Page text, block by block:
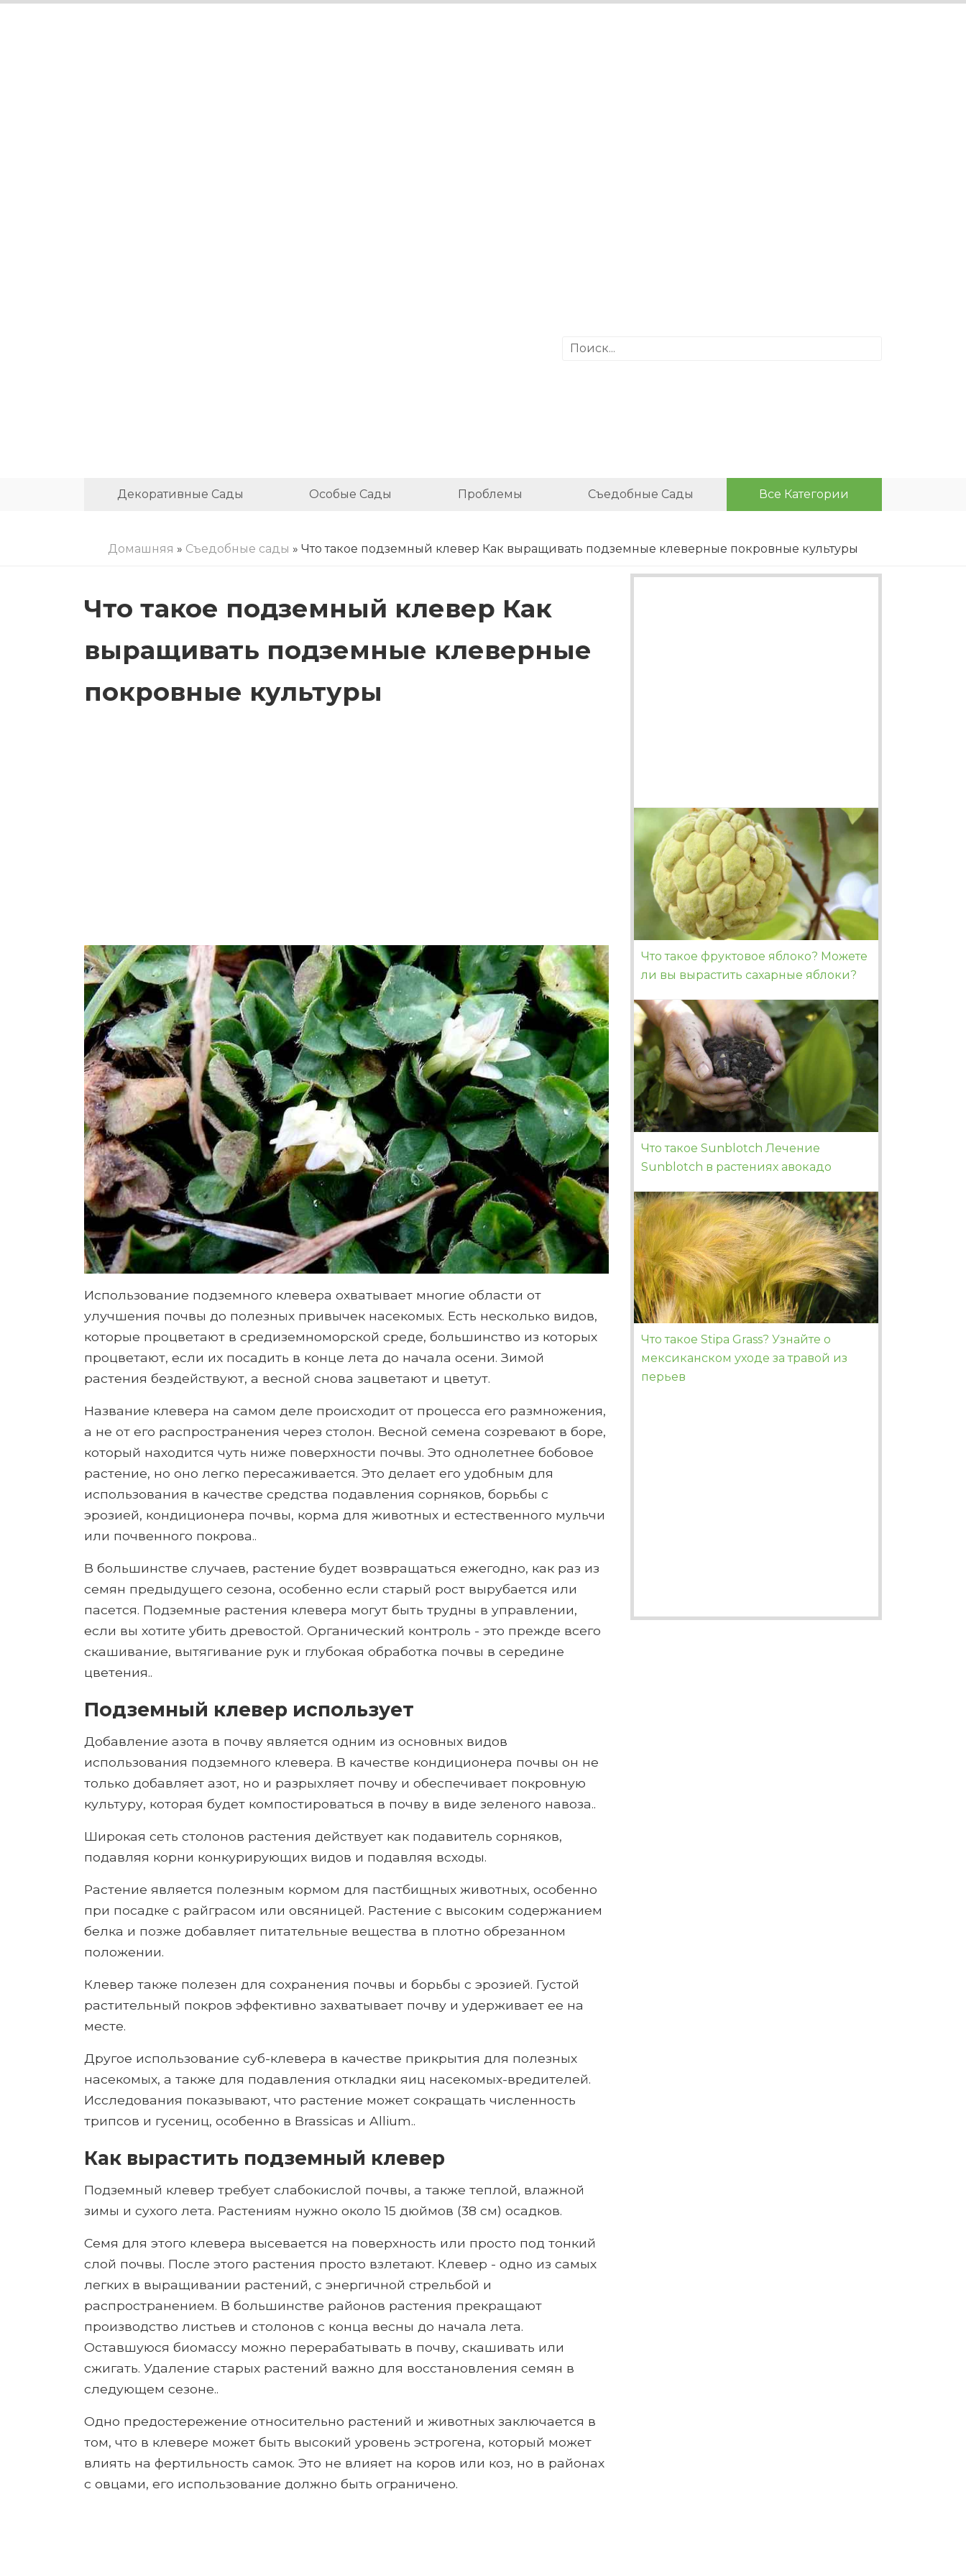
Декоративные Сады Особые Сады Проблемы Съедобные Сады Все Категории
Домашняя » Съедобные сады » Что такое подземный клевер Как выращивать подземные клеверные покровные культуры
Что такое подземный клевер Как
выращивать подземные клеверные
покровные культуры
Использование подземного клевера охватывает многие области от
улучшения почвы до полезных привычек насекомых. Есть несколько видов,
которые процветают в средиземноморской среде, большинство из которых
процветают, если их посадить в конце лета до начала осени. Зимой
растения бездействуют, а весной снова зацветают и цветут.
Название клевера на самом деле происходит от процесса его размножения,
а не от его распространения через столон. Весной семена созревают в боре,
который находится чуть ниже поверхности почвы. Это однолетнее бобовое
растение, но оно легко пересаживается. Это делает его удобным для
использования в качестве средства подавления сорняков, борьбы с
эрозией, кондиционера почвы, корма для животных и естественного мульчи
или почвенного покрова..
В большинстве случаев, растение будет возвращаться ежегодно, как раз из
семян предыдущего сезона, особенно если старый рост вырубается или
пасется. Подземные растения клевера могут быть трудны в управлении,
если вы хотите убить древостой. Органический контроль - это прежде всего
скашивание, вытягивание рук и глубокая обработка почвы в середине
цветения..
Подземный клевер использует
Добавление азота в почву является одним из основных видов
использования подземного клевера. В качестве кондиционера почвы он не
только добавляет азот, но и разрыхляет почву и обеспечивает покровную
культуру, которая будет компостироваться в почву в виде зеленого навоза..
Широкая сеть столонов растения действует как подавитель сорняков,
подавляя корни конкурирующих видов и подавляя всходы.
Растение является полезным кормом для пастбищных животных, особенно
при посадке с райграсом или овсяницей. Растение с высоким содержанием
белка и позже добавляет питательные вещества в плотно обрезанном
положении.
Клевер также полезен для сохранения почвы и борьбы с эрозией. Густой
растительный покров эффективно захватывает почву и удерживает ее на
месте.
Другое использование суб-клевера в качестве прикрытия для полезных
насекомых, а также для подавления откладки яиц насекомых-вредителей.
Исследования показывают, что растение может сокращать численность
трипсов и гусениц, особенно в Brassicas и Allium..
Как вырастить подземный клевер
Подземный клевер требует слабокислой почвы, а также теплой, влажной
зимы и сухого лета. Растениям нужно около 15 дюймов (38 см) осадков.
Семя для этого клевера высевается на поверхность или просто под тонкий
слой почвы. После этого растения просто взлетают. Клевер - одно из самых
легких в выращивании растений, с энергичной стрельбой и
распространением. В большинстве районов растения прекращают
производство листьев и столонов с конца весны до начала лета.
Оставшуюся биомассу можно перерабатывать в почву, скашивать или
сжигать. Удаление старых растений важно для восстановления семян в
следующем сезоне..
Одно предостережение относительно растений и животных заключается в
том, что в клевере может быть высокий уровень эстрогена, который может
влиять на фертильность самок. Это не влияет на коров или коз, но в районах
с овцами, его использование должно быть ограничено.
Что такое фруктовое яблоко? Можете
ли вы вырастить сахарные яблоки?
Что такое Sunblotch Лечение
Sunblotch в растениях авокадо
Что такое Stipa Grass? Узнайте о
мексиканском уходе за травой из
перьев